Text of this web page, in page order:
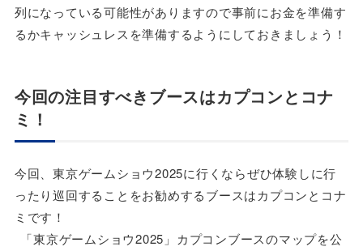
列になっている可能性がありますので事前にお金を準備す
るかキャッシュレスを準備するようにしておきましょう！
今回の注目すべきブースはカプコンとコナ
ミ！
今回、東京ゲームショウ2025に行くならぜひ体験しに行
ったり巡回することをお勧めするブースはカプコンとコナ
ミです！
「東京ゲームショウ2025」カプコンブースのマップを公